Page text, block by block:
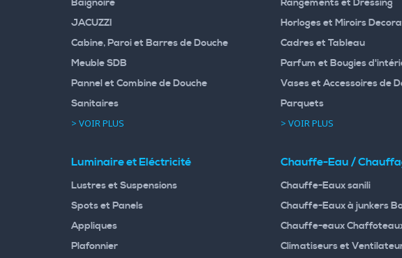
JACUZZI
Cabine, Paroi et Barres de Douche
Meuble SDB
Pannel et Combine de Douche
Sanitaires
> VOIR PLUS
Horloges et Miroirs
Cadres et Tableau
Parfum et Bougies
Vases et Accessoires de
Parquets
> VOIR PLUS
Luminaire et Eléctricité
Lustres et Suspensions
Spots et Panels
Appliques
Plafonnier
Chauffe-Eau /
Chauffe-Eaux sanili
Chauffe-Eaux à junkers
Chauffe-eaux
Climatiseurs et